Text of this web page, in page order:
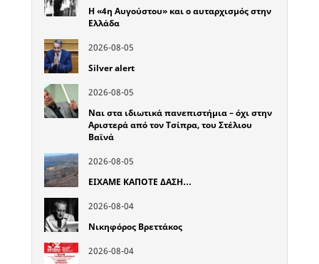
Η «4η Αυγούστου» και ο αυταρχισμός στην
Ελλάδα
2026-08-05
Silver alert
2026-08-05
Ναι στα ιδιωτικά πανεπιστήμια – όχι στην
Αριστερά από τον Τσίπρα, του Στέλιου
Βαϊνά
2026-08-05
ΕΙΧΑΜΕ ΚΑΠΟΤΕ ΔΑΣΗ…
2026-08-04
Νικηφόρος Βρεττάκος
2026-08-04